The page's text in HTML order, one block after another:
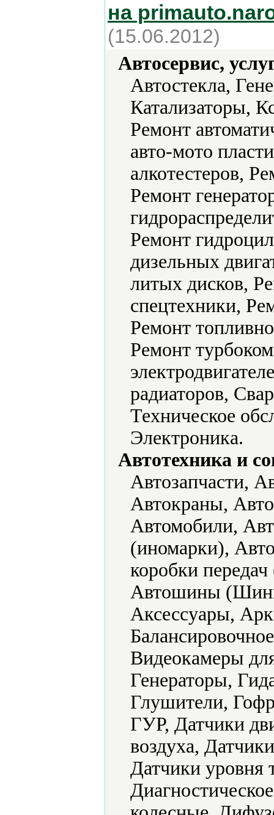
на
(15.06.2012)
Автосервис,
Автостекла,
Катализаторы,
Ремонт
авто-мото
алкотестеров,
Ремонт
Ремонт
дизельных
литых дисков,
спецтехники,
Ремонт
Ремонт
радиаторов,
Техническое
Электроника.
Автотехника и
Автозапчасти,
Автокраны,
Автомобили,
(иномарки),
коробки
Автошины
Аксессуары,
Видеокамеры
Генераторы,
Глушители,
ГУР, Датчики
воздуха,
Датчики уровня